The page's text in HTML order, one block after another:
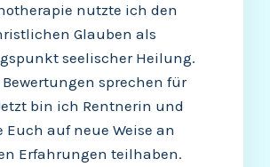
nutzte ich den
Glauben als
seelischer Heilung.
sprechen für
bin ich Rentnerin und
Euch auf neue Weise an
Erfahrungen teilhaben.